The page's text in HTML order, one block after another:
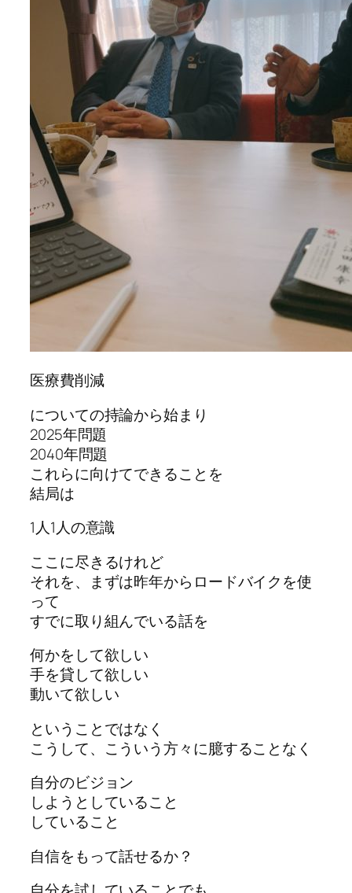
医療費削減
についての持論から始まり
2025年問題
2040年問題
これらに向けてできることを
結局は
1人1人の意識
ここに尽きるけれど
それを、まずは昨年からロードバイクを使
って
すでに取り組んでいる話を
何かをして欲しい
手を貸して欲しい
動いて欲しい
ということではなく
こうして、こういう方々に臆することなく
自分のビジョン
しようとしていること
していること
自信をもって話せるか？